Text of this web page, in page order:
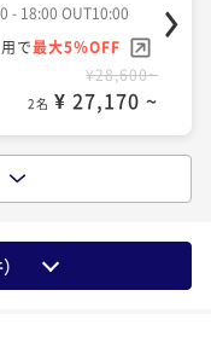
- 18:00 OUT10:00
で最大5％OFF
¥28,600~
2名 ¥ 27,170 ~
風呂無料
で
最大5％OFF
¥42,000~